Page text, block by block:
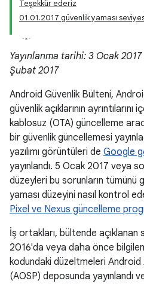
Teşekkür ederiz
01.01.2017 güvenlik yaması
Yayınlanma tarihi: 3 Ocak
Şubat 2017
Android Güvenlik Bülteni,
güvenlik açıklarının
kablosuz (OTA) güncelleme
bir güvenlik güncellemesi
yazılımı görüntüleri de Google
yayınlandı. 5 Ocak 2017 veya
düzeyleri bu sorunların tümünü
yaması düzeyini nasıl kontrol
Pixel ve Nexus güncelleme
İş ortakları, bültende açıklanan
2016'da veya daha önce
kodundaki düzeltmeleri Android
(AOSP) deposunda yayınlandı